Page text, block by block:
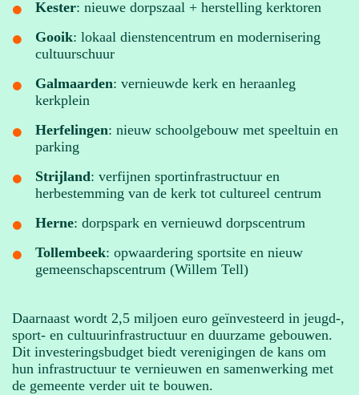
Kester: nieuwe dorpszaal + herstelling kerktoren
Gooik: lokaal dienstencentrum en modernisering
cultuurschuur
Galmaarden: vernieuwde kerk en heraanleg
kerkplein
Herfelingen: nieuw schoolgebouw met speeltuin en
parking
Strijland: verfijnen sportinfrastructuur en
herbestemming van de kerk tot cultureel centrum
Herne: dorpspark en vernieuwd dorpscentrum
Tollembeek: opwaardering sportsite en nieuw
gemeenschapscentrum (Willem Tell)
Daarnaast wordt 2,5 miljoen euro geïnvesteerd in jeugd-,
sport- en cultuurinfrastructuur en duurzame gebouwen.
Dit investeringsbudget biedt verenigingen de kans om
hun infrastructuur te vernieuwen en samenwerking met
de gemeente verder uit te bouwen.